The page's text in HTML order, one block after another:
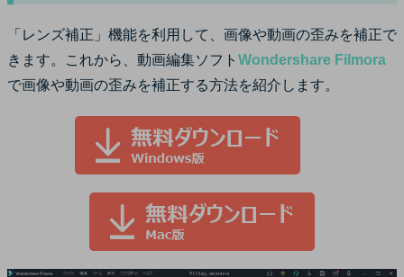
「レンズ補正」機能を利用して、画像や動画の歪みを補正で
きます。これから、動画編集ソフト Wondershare Filmora
で画像や動画の歪みを補正する方法を紹介します。